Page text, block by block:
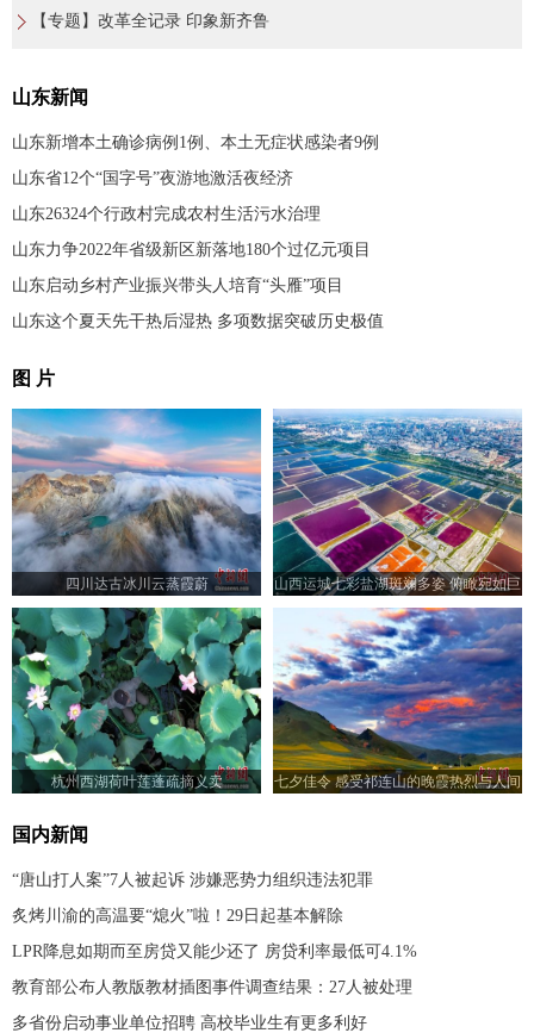
【专题】改革全记录 印象新齐鲁
山东新闻
山东新增本土确诊病例1例、本土无症状感染者9例
山东省12个“国字号”夜游地激活夜经济
山东26324个行政村完成农村生活污水治理
山东力争2022年省级新区新落地180个过亿元项目
山东启动乡村产业振兴带头人培育“头雁”项目
山东这个夏天先干热后湿热 多项数据突破历史极值
图 片
四川达古冰川云蒸霞蔚
山西运城七彩盐湖斑斓多姿 俯瞰宛如巨
型调色板
杭州西湖荷叶莲蓬疏摘义卖
七夕佳令 感受祁连山的晚霞热烈与人间
国内新闻
“唐山打人案”7人被起诉 涉嫌恶势力组织违法犯罪
炙烤川渝的高温要“熄火”啦！29日起基本解除
LPR降息如期而至房贷又能少还了 房贷利率最低可4.1%
教育部公布人教版教材插图事件调查结果：27人被处理
多省份启动事业单位招聘 高校毕业生有更多利好